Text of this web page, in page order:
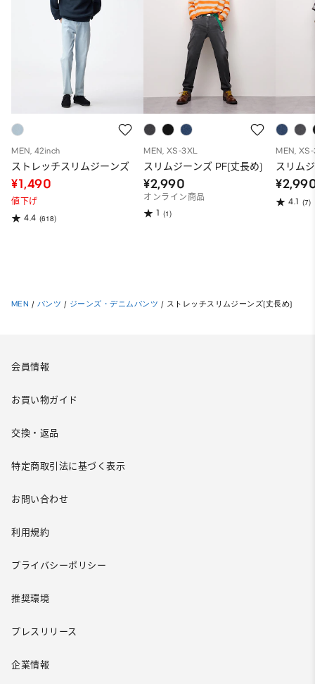
MEN, 42inch
ストレッチスリムジーンズ
¥1,490
値下げ
4.4 (618)
MEN, XS-3XL
スリムジーンズ PF(丈長め)
¥2,990
オンライン商品
1 (1)
MEN,
スリム
4.1 (7)
MEN / パンツ / ジーンズ・デニムパンツ / ストレッチスリムジーンズ(丈長め)
会員情報
お買い物ガイド
交換・返品
特定商取引法に基づく表示
お問い合わせ
利用規約
プライバシーポリシー
推奨環境
プレスリリース
企業情報